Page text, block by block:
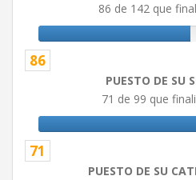
86 de 142 que
86
PUESTO DE SU
71 de 99 que
71
PUESTO DE SU